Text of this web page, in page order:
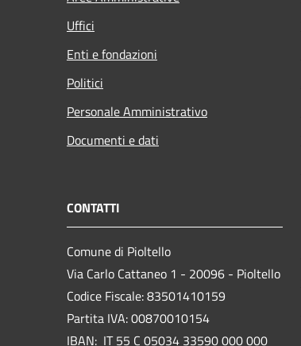
Uffici
Enti e fondazioni
Politici
Personale Amministrativo
Documenti e dati
CONTATTI
Comune di Pioltello
Via Carlo Cattaneo 1 - 20096 - Pioltello
Codice Fiscale: 83501410159
Partita IVA: 00870010154
IBAN: IT 55 C 05034 33590 000 000